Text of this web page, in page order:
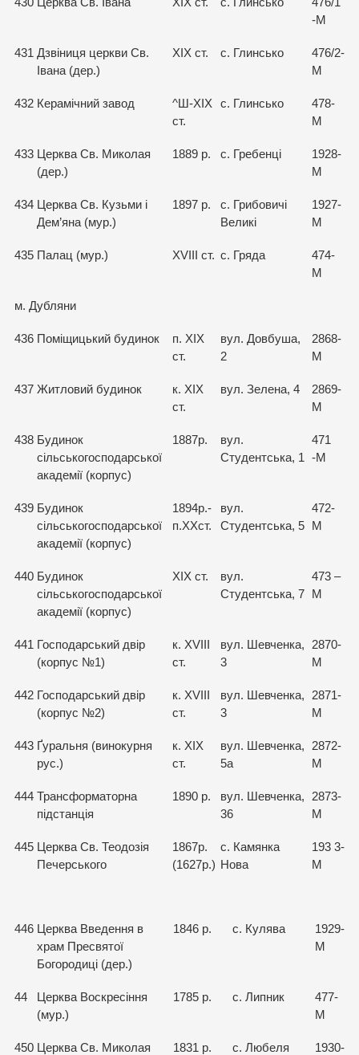
-М
431 Дзвіниця церкви Св.
Івана (дер.)
XIX ст. с. Глинсько
476/2-
М
432 Керамічний завод
^Ш-ХІХ
ст.
с. Глинсько
478-
М
433 Церква Св. Миколая
(дер.)
1889 р. с. Гребенці
1928-
М
434 Церква Св. Кузьми і
Дем’яна (мур.)
1897 р.
с. Грибовичі
Великі
1927-
М
435 Палац (мур.) XVIII ст. с. Гряда
474-
М
м. Дубляни
436 Поміщицький будинок
п. XIX
ст.
вул. Довбуша,
2
2868-
М
437 Житловий будинок
к. XIX
ст.
вул. Зелена, 4
2869-
М
438 Будинок
сільськогосподарської
академії (корпус)
1887р.
вул.
Студентська, 1
471
-М
439 Будинок
сільськогосподарської
академії (корпус)
1894р.-
п.ХХст.
вул.
Студентська, 5
472-
М
440 Будинок
сільськогосподарської
академії (корпус)
XIX ст.
вул.
Студентська, 7
473 –
М
441 Господарський двір
(корпус №1)
к. XVIII
ст.
вул. Шевченка,
3
2870-
М
442 Господарський двір
(корпус №2)
к. XVIII
ст.
вул. Шевченка,
3
2871-
М
443 Ґуральня (винокурня
рус.)
к. XIX
ст.
вул. Шевченка,
5а
2872-
М
444 Трансформаторна
підстанція
1890 р.
вул. Шевченка,
36
2873-
М
445 Церква Св. Теодозія
Печерського
1867р.
(1627р.)
с. Камянка
Нова
193 3-
М
446 Церква Введення в
храм Пресвятої
Богородиці (дер.)
1846 р. с. Кулява
1929-
М
44
Церква Воскресіння
(мур.)
1785 р. с. Липник
477-
М
450 Церква Св. Миколая
1831 р.
с. Любеля
1930-